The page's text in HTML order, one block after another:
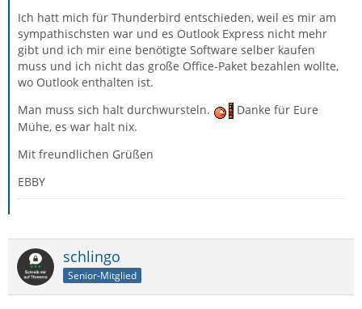
Ich hatt mich für Thunderbird entschieden, weil es mir am
sympathischsten war und es Outlook Express nicht mehr
gibt und ich mir eine benötigte Software selber kaufen
muss und ich nicht das große Office-Paket bezahlen wollte,
wo Outlook enthalten ist.
Man muss sich halt durchwursteln.
Danke für Eure
Mühe, es war halt nix.
Mit freundlichen Grüßen
EBBY
schlingo
Senior-Mitglied